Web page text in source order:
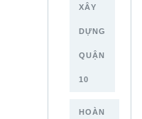
XÂY
DỰNG
QUẬN
10
HOÀN